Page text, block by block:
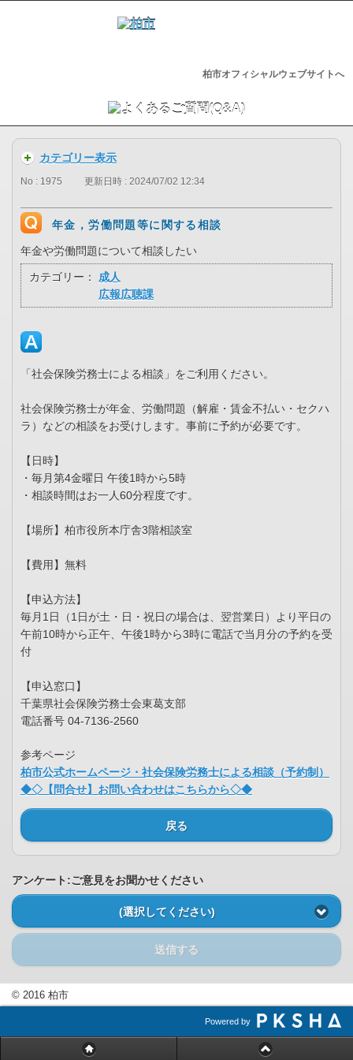
柏市オフィシャルウェブサイトへ
カテゴリー表示
No : 1975 更新日時 : 2024/07/02 12:34
年金，労働問題等に関する相談
年金や労働問題について相談したい
カテゴリー：
成人
広報広聴課
「社会保険労務士による相談」をご利用ください。
社会保険労務士が年金、労働問題（解雇・賃金不払い・セクハ
ラ）などの相談をお受けします。事前に予約が必要です。
【日時】
・毎月第4金曜日 午後1時から5時
・相談時間はお一人60分程度です。
【場所】柏市役所本庁舎3階相談室
【費用】無料
【申込方法】
毎月1日（1日が土・日・祝日の場合は、翌営業日）より平日の
午前10時から正午、午後1時から3時に電話で当月分の予約を受
付
【申込窓口】
千葉県社会保険労務士会東葛支部
電話番号 04-7136-2560
参考ページ
柏市公式ホームページ・社会保険労務士による相談（予約制）
◆◇【問合せ】お問い合わせはこちらから◇◆
戻る
アンケート:ご意見をお聞かせください
(選択してください)
送信する
© 2016 柏市
Powered by